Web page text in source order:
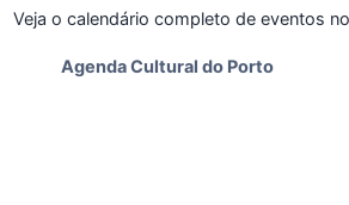
Veja o calendário completo de eventos
Agenda Cultural do Porto